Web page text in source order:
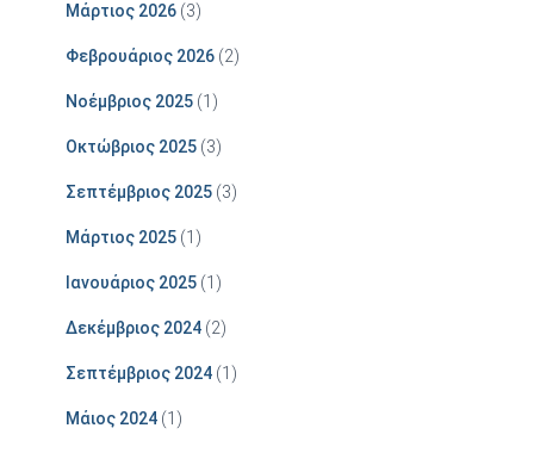
Μάρτιος 2026 (3)
Φεβρουάριος 2026 (2)
Νοέμβριος 2025 (1)
Οκτώβριος 2025 (3)
Σεπτέμβριος 2025 (3)
Μάρτιος 2025 (1)
Ιανουάριος 2025 (1)
Δεκέμβριος 2024 (2)
Σεπτέμβριος 2024 (1)
Μάιος 2024 (1)